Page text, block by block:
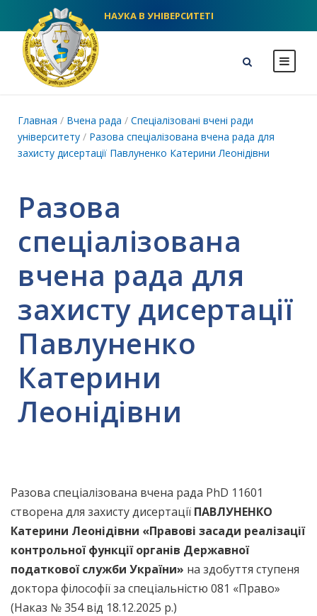
НАУКА В УНІВЕРСИТЕТІ
Главная / Вчена рада / Спеціалізовані вчені ради
університету / Разова спеціалізована вчена рада для
захисту дисертації Павлуненко Катерини Леонідівни
Разова
спеціалізована
вчена рада для
захисту дисертації
Павлуненко
Катерини
Леонідівни
Разова спеціалізована вчена рада PhD 11601
створена для захисту дисертації ПАВЛУНЕНКО
Катерини Леонідівни «Правові засади реалізації
контрольної функції органів Державної
податкової служби України» на здобуття ступеня
доктора філософії за спеціальністю 081 «Право»
(Наказ № 354 від 18.12.2025 р.)